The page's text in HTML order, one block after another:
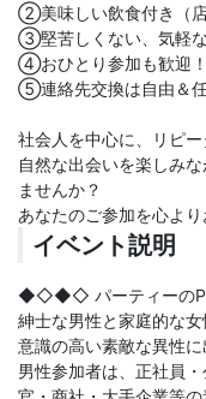
②美味しい飲食付き（店
③堅苦しくない、気軽
④おひとり参加も歓迎
⑤連絡先交換は自由＆
社会人を中心に、リピー
自然な出会いを楽しみ
ませんか？
あなたのご参加を心よ
イベント説明
◆◇◆◇ パーティー
紳士な男性と家庭的な
意識の高い素敵な異性に
男性参加者は、正社員